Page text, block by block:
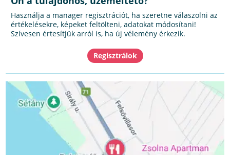
Használja a manager regisztrációt, ha szeretne válaszolni az
értékelésekre, képeket feltölteni, adatokat módosítani!
Szívesen értesítjük arról is, ha új vélemény érkezik.